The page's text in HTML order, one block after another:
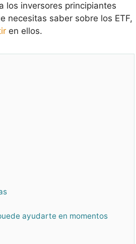
los inversores principiantes
necesitas saber sobre los ETF,
en ellos.
ayudarte en momentos